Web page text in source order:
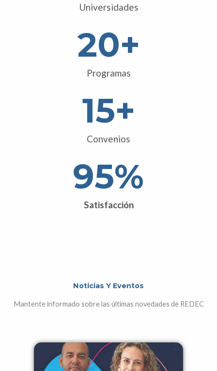
Universidades
Programas
20+
Convenios
15+
Satisfacción
95%
Noticias Y Eventos
Mantente informado sobre las últimas novedades de REDEC